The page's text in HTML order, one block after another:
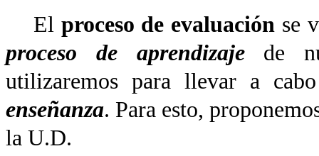
El proceso de evaluación se
proceso de aprendizajede
utilizaremos para llevar a
enseñanza. Para esto,
la U.D.